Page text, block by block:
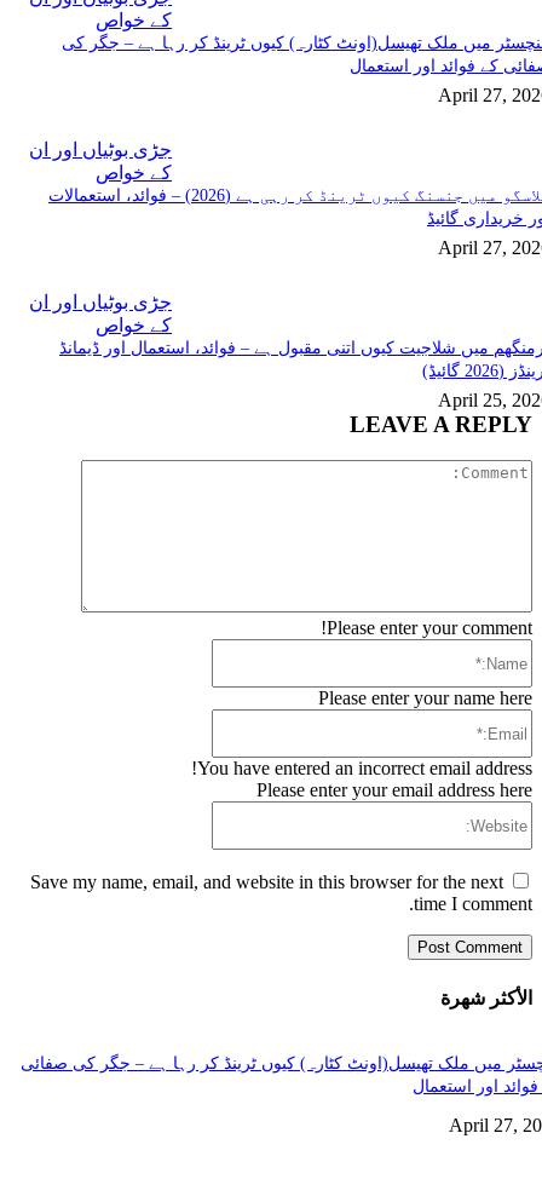
کے خواص
میں ملک تھیسل(اونٹ کٹارہ) کیوں ٹرینڈ کر رہا ہے – جگر کی
کے فوائد اور استعمال
April 27,
جڑی بوٹیاں اور ان
کے خواص
گلاسگو میں جنسنگ کیوں ٹرینڈ کر رہی ہے (2026) – فوائد، استعمالات
خریداری گائیڈ
April 27,
جڑی بوٹیاں اور ان
کے خواص
میں شلاجیت کیوں اتنی مقبول ہے – فوائد، استعمال اور ڈیمانڈ
(2026 گائیڈ)
April 25,
LEAVE A REPLY
Please enter your comment!
Please enter your name here
You have entered an incorrect email address!
Please enter your email address here
Save my name, email, and website in this browser for the next
time I comment.
الأكثر شهرة
میں ملک تھیسل(اونٹ کٹارہ) کیوں ٹرینڈ کر رہا ہے – جگر کی صفائی
اور استعمال
April 27,